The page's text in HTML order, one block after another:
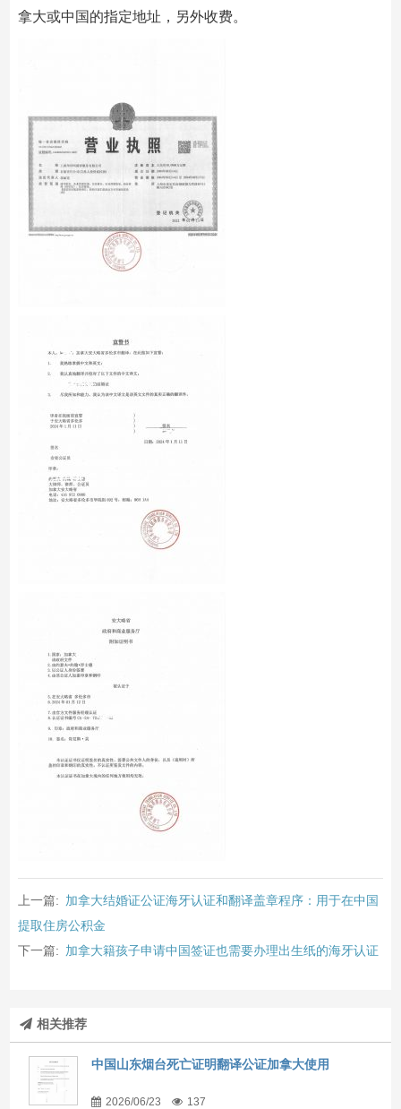
拿大或中国的指定地址，另外收费。
上一篇: 加拿大结婚证公证海牙认证和翻译盖章程序：用于在中国
提取住房公积金
下一篇: 加拿大籍孩子申请中国签证也需要办理出生纸的海牙认证
相关推荐
中国山东烟台死亡证明翻译公证加拿大使用
2026/06/23 137